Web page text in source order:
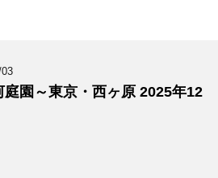
庭園～東京・西ヶ原 2025年12